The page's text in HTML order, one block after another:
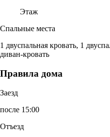
Этаж
Спальные места
1 двуспальная кровать, 1
диван-кровать
Правила дома
Заезд
после 15:00
Отъезд